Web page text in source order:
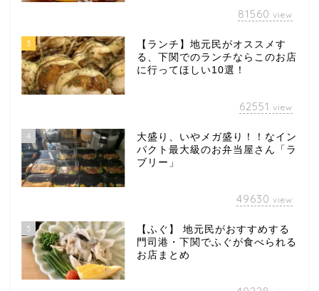
81560 view
3
【ランチ】地元民がオススメす
る、下関でのランチならこのお店
に行ってほしい10選！
62551 view
4
大盛り、いやメガ盛り！！なイン
パクト最大級のお弁当屋さん「ラ
ブリー」
49630 view
5
【ふぐ】 地元民がおすすめする
門司港・下関でふぐが食べられる
お店まとめ